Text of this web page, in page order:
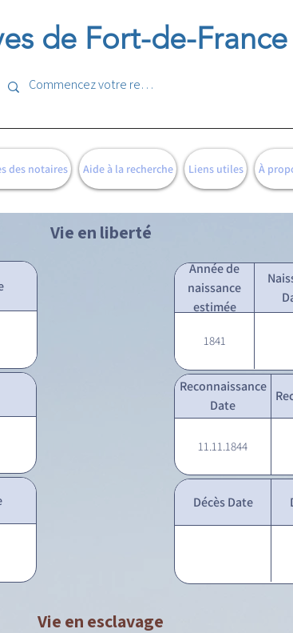
de Fort-de-France
des notaires Aide à la recherche Liens utiles À
Vie en liberté
Année de
naissance
estimée
1841
Reconnaissance
Date
11.11.1844
Décès Date
Vie en esclavage